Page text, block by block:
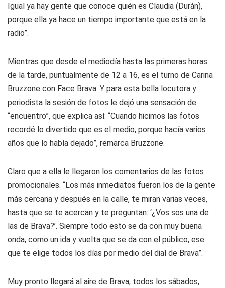
Igual ya hay gente que conoce quién es Claudia (Durán),
porque ella ya hace un tiempo importante que está en la
radio”.
Mientras que desde el mediodía hasta las primeras horas
de la tarde, puntualmente de 12 a 16, es el turno de Carina
Bruzzone con Face Brava. Y para esta bella locutora y
periodista la sesión de fotos le dejó una sensación de
“encuentro”, que explica así: “Cuando hicimos las fotos
recordé lo divertido que es el medio, porque hacía varios
años que lo había dejado”, remarca Bruzzone.
Claro que a ella le llegaron los comentarios de las fotos
promocionales. “Los más inmediatos fueron los de la gente
más cercana y después en la calle, te miran varias veces,
hasta que se te acercan y te preguntan: ‘¿Vos sos una de
las de Brava?’. Siempre todo esto se da con muy buena
onda, como un ida y vuelta que se da con el público, ese
que te elige todos los días por medio del dial de Brava”.
Muy pronto llegará al aire de Brava, todos los sábados,